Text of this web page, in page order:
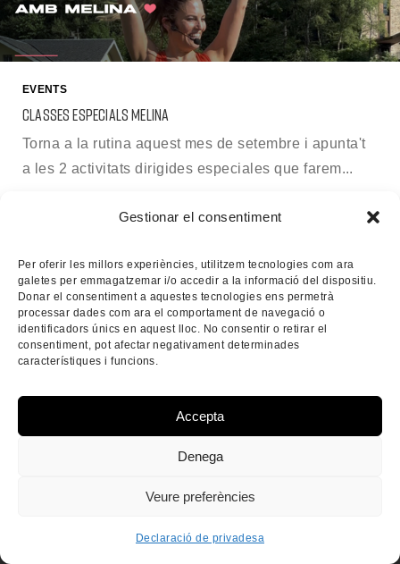
Gestionar el consentiment
Per oferir les millors experiències, utilitzem tecnologies com ara
galetes per emmagatzemar i/o accedir a la informació del dispositiu.
Donar el consentiment a aquestes tecnologies ens permetrà
processar dades com ara el comportament de navegació o
identificadors únics en aquest lloc. No consentir o retirar el
consentiment, pot afectar negativament determinades
característiques i funcions.
Accepta
Denega
Veure preferències
Declaració de privadesa
EVENTS
CLASSES ESPECIALS MELINA
Torna a la rutina aquest mes de setembre i apunta't
a les 2 activitats dirigides especiales que farem...
MÉS
Ctr. d'Anyós s/n, AD400